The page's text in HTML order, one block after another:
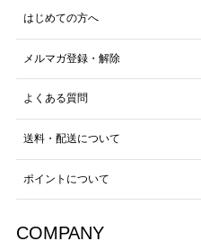
はじめての方へ
メルマガ登録・解除
よくある質問
送料・配送について
ポイントについて
COMPANY